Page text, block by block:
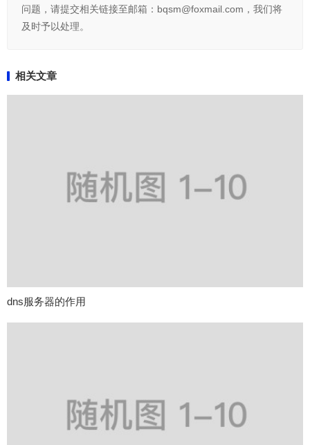
问题，请提交相关链接至邮箱：bqsm@foxmail.com，我们将
及时予以处理。
相关文章
dns服务器的作用